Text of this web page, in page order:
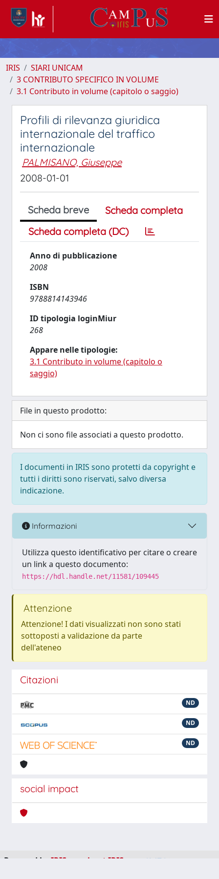
IRIS
SIARI UNICAM
3 CONTRIBUTO SPECIFICO IN VOLUME
3.1 Contributo in volume (capitolo o saggio)
Profili di rilevanza giuridica
internazionale del traffico
internazionale
PALMISANO, Giuseppe
2008-01-01
Scheda breve
Scheda completa
Scheda completa (DC)
Anno di pubblicazione
2008
ISBN
9788814143946
ID tipologia loginMiur
268
Appare nelle tipologie:
3.1 Contributo in volume (capitolo o
saggio)
File in questo prodotto:
Non ci sono file associati a questo prodotto.
I documenti in IRIS sono protetti da copyright e
tutti i diritti sono riservati, salvo diversa
indicazione.
Informazioni
Utilizza questo identificativo per citare o creare
un link a questo documento:
https://hdl.handle.net/11581/109445
Attenzione
Attenzione! I dati visualizzati non sono stati
sottoposti a validazione da parte
dell'ateneo
Citazioni
ND
ND
ND
social impact
Powered by IRIS about IRIS